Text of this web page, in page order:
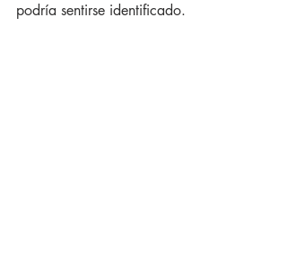
podría sentirse identificado.